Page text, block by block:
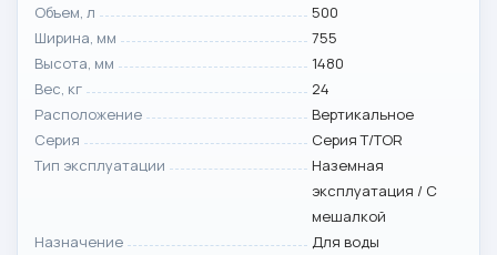
Объем, л
500
Ширина, мм
755
Высота, мм
1480
Вес, кг
24
Расположение
Вертикальное
Серия
Серия T/TOR
Тип эксплуатации
Наземная
эксплуатация / С
мешалкой
Назначение
Для воды